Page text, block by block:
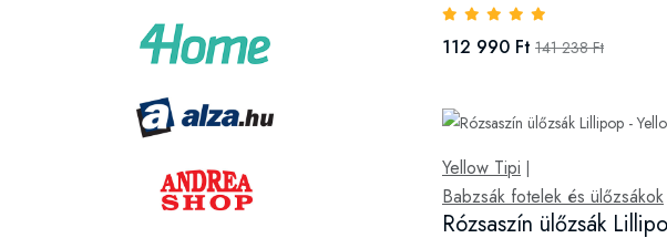
112 990 Ft 141 238 Ft
Yellow Tipi |
Babzsák fotelek és ülőzsákok
Rózsaszín ülőzsák